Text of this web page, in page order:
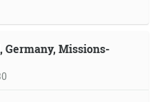
Germany, Missions-